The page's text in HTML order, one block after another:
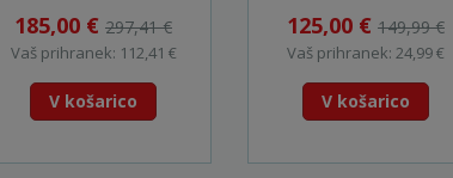
185,00 € 297,41 €
Vaš prihranek: 112,41 €
V košarico
125,00 € 149,99 €
Vaš prihranek: 24,99 €
V košarico